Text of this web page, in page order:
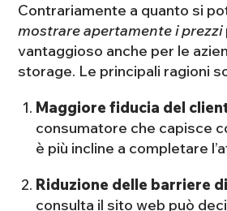
Contrariamente a quanto si
mostrare apertamente i prezzi
vantaggioso anche per le
storage. Le principali ragioni
Maggiore fiducia del
consumatore che capisce
è più incline a completare
Riduzione delle barriere
consulta il sito web può